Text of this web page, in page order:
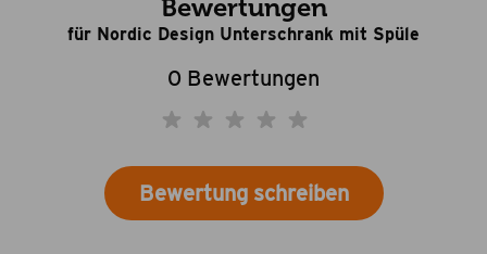
Bewertungen
für Nordic Design Unterschrank mit Spüle
0 Bewertungen
Bewertung schreiben